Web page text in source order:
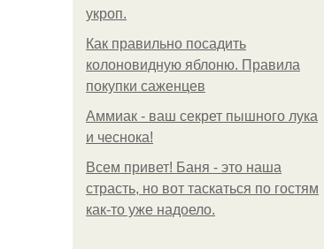
укроп.
Как правильно посадить
колоновидную яблоню. Правила
покупки саженцев
Аммиак - ваш секрет пышного лука
и чеснока!
Всем привет! Баня - это наша
страсть, но вот таскаться по гостям
как-то уже надоело.